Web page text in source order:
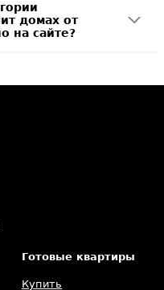
домах от
на сайте?
Готовые квартиры
Купить